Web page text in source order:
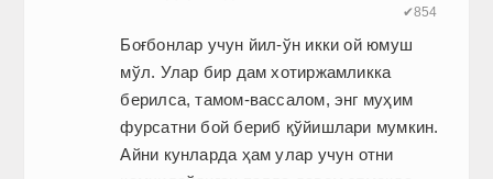
✔854
Боғбонлар учун йил-ўн икки ой юмуш
мўл. Улар бир дам хотиржамликка
берилса, тамом-вассалом, энг муҳим
фурсатни бой бериб қўйишлари мумкин.
Айни кунларда ҳам улар учун отни